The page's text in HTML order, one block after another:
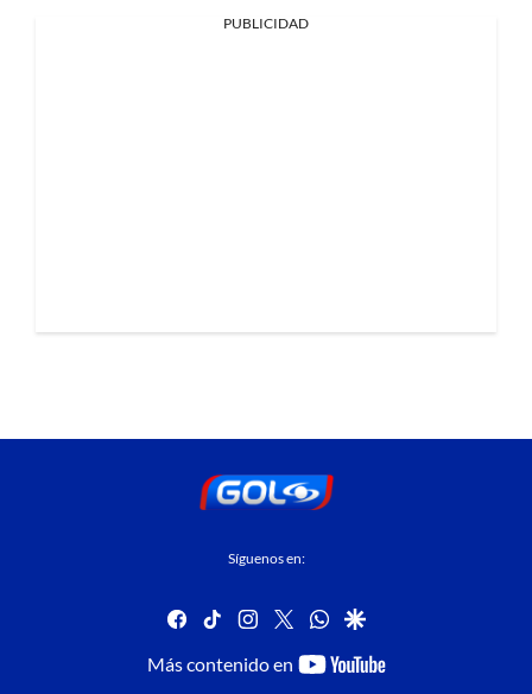
PUBLICIDAD
Síguenos en:
facebook
tiktok instagram
twitterwhatsapp
google
Más contenido en
youtube-